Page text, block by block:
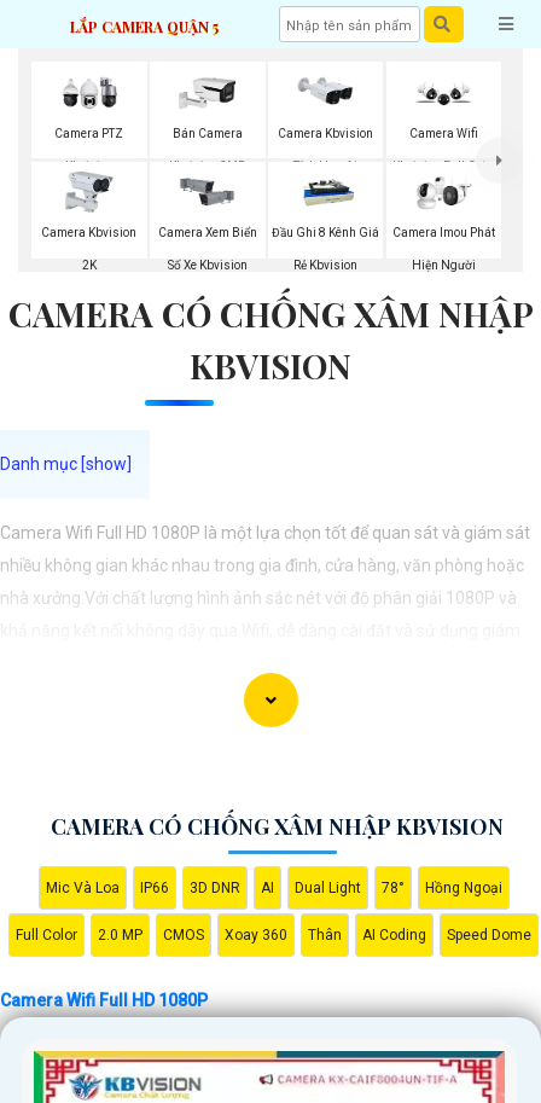
LẮP CAMERA QUẬN 5
Camera PTZ
Kbvision
Bán Camera
Kbvision 2MP
Camera Kbvision
Tích Hợp Ai
Camera Wifi
Kbvision Full Color
Camera Kbvision
2K
Camera Xem Biển
Số Xe Kbvision
Đầu Ghi 8 Kênh Giá
Rẻ Kbvision
Camera Imou Phát
Hiện Người
CAMERA CÓ CHỐNG XÂM NHẬP
KBVISION
Camera Wifi Full HD 1080P là một lựa chọn tốt để quan sát và giám sát
nhiều không gian khác nhau trong gia đình, cửa hàng, văn phòng hoặc
nhà xưởng.Với chất lượng hình ảnh sắc nét với độ phân giải 1080P và
CAMERA CÓ CHỐNG XÂM NHẬP KBVISION
Mic Và Loa IP66 3D DNR AI Dual Light 78° Hồng Ngoại
Full Color 2.0 MP CMOS Xoay 360 Thân AI Coding Speed Dome
Camera Wifi Full HD 1080P